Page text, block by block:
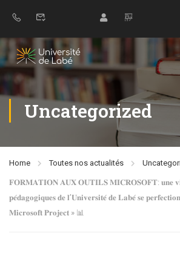
Uncategorized
Home Toutes nos actualités
𝐅𝐎𝐑𝐌𝐀𝐓𝐈𝐎𝐍 𝐀𝐔𝐗 𝐎𝐔𝐓𝐈𝐋𝐒 𝐌𝐈𝐂𝐑𝐎𝐒𝐎𝐅𝐓: 𝐮𝐧𝐞
𝐩𝐞́𝐝𝐚𝐠𝐨𝐠𝐢𝐪𝐮𝐞𝐬 𝐝𝐞 𝐥’𝐔𝐧𝐢𝐯𝐞𝐫𝐬𝐢𝐭𝐞́ 𝐝𝐞 𝐋𝐚𝐛𝐞́ 𝐬𝐞
𝐌𝐢𝐜𝐫𝐨𝐬𝐨𝐟𝐭 𝐏𝐫𝐨𝐣𝐞𝐜𝐭 » 📊